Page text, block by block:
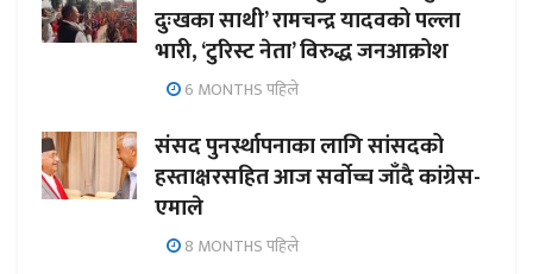
दुःखका साथी’ रामचन्द्र यादवको पल्ला
भारी, ‘टुरिस्ट नेता’ विरुद्ध जनआक्रोश
6 MONTHS पहिले
संसद पुनर्स्थापनाका लागि सांसदको
हस्ताक्षरसहित आज सर्वोच्च जाँदै कांग्रेस-
एमाले
8 MONTHS पहिले